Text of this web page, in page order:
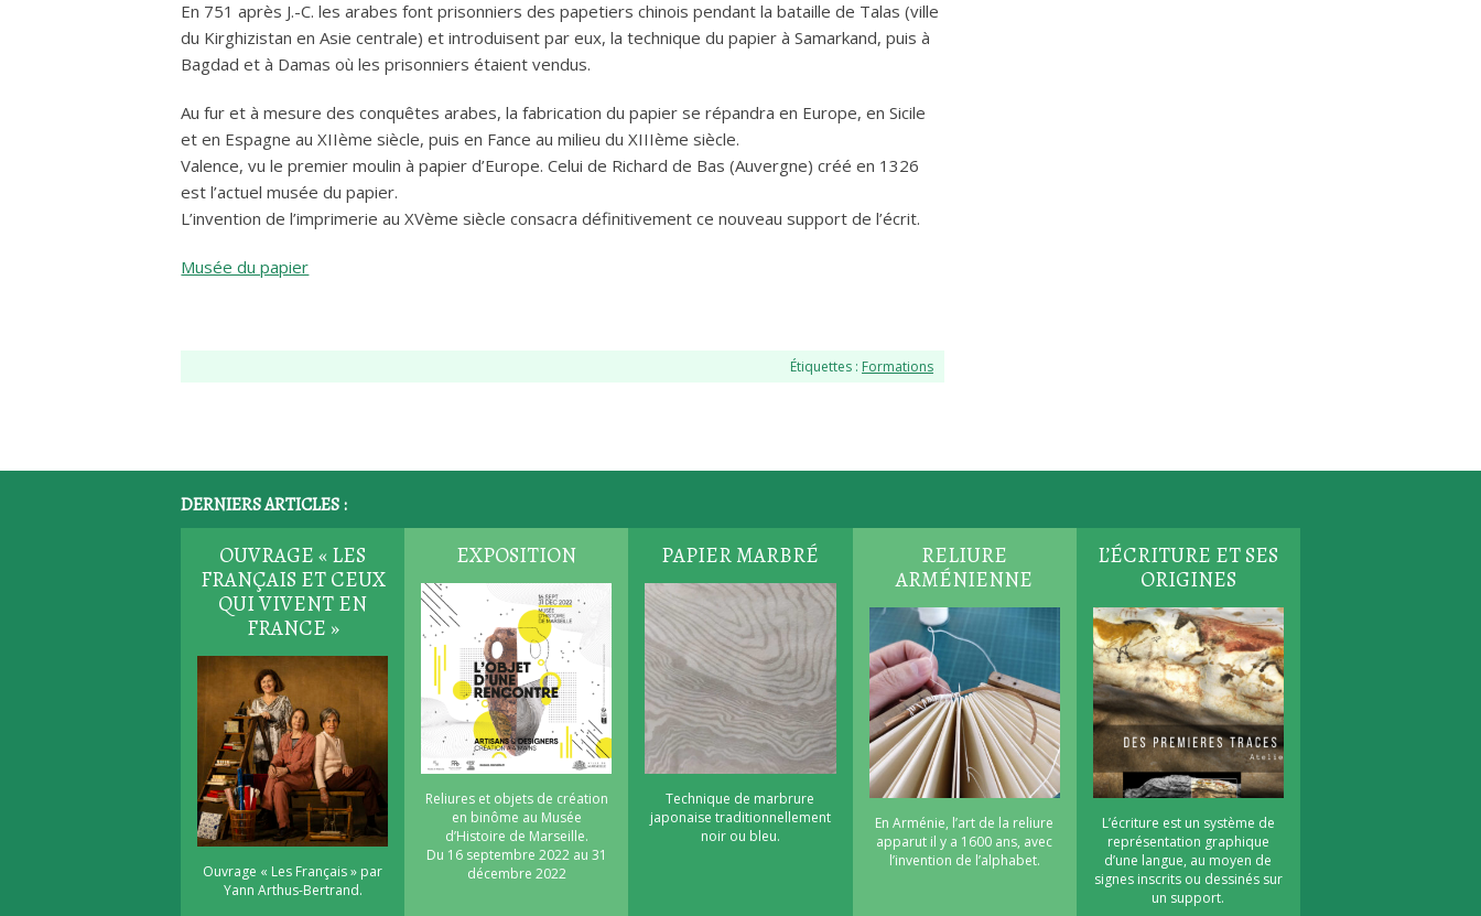
En 751 après J.-C. les arabes font prisonniers des papetiers chinois pendant la bataille de Talas (ville
du Kirghizistan en Asie centrale) et introduisent par eux, la technique du papier à Samarkand, puis à
Bagdad et à Damas où les prisonniers étaient vendus.
Au fur et à mesure des conquêtes arabes, la fabrication du papier se répandra en Europe, en Sicile
et en Espagne au XIIème siècle, puis en Fance au milieu du XIIIème siècle.
Valence, vu le premier moulin à papier d’Europe. Celui de Richard de Bas (Auvergne) créé en 1326
est l’actuel musée du papier.
L’invention de l’imprimerie au XVème siècle consacra définitivement ce nouveau support de l’écrit.
Musée du papier
Étiquettes : Formations
DERNIERS ARTICLES :
OUVRAGE « LES
FRANÇAIS ET CEUX
QUI VIVENT EN
FRANCE »
Ouvrage « Les Français » par
Yann Arthus-Bertrand.
EXPOSITION
Reliures et objets de création
en binôme au Musée
d’Histoire de Marseille.
Du 16 septembre 2022 au 31
décembre 2022
PAPIER MARBRÉ
Technique de marbrure
japonaise traditionnellement
noir ou bleu.
RELIURE
ARMÉNIENNE
En Arménie, l’art de la reliure
apparut il y a 1600 ans, avec
l’invention de l’alphabet.
L’ÉCRITURE ET SES
ORIGINES
L’écriture est un système de
représentation graphique
d’une langue, au moyen de
signes inscrits ou dessinés sur
un support.